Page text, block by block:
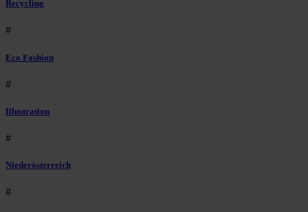
Recycling
#
Eco Fashion
#
Illustration
#
Niederösterreich
#